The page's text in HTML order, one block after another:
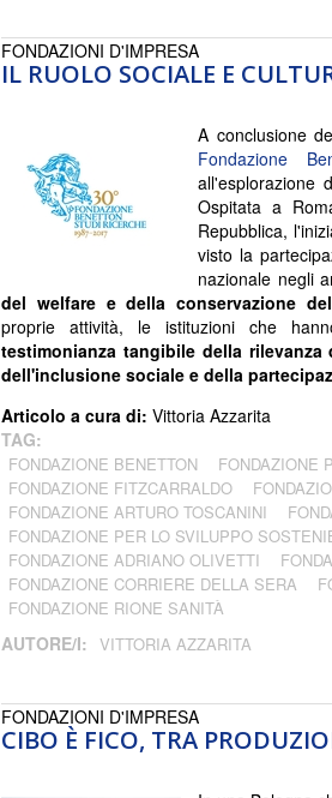
IL RUOLO SOCIALE E
FONDAZIONI D'IMPRESA
A conclusione
Fondazione
all'esplorazione
Ospitata a
Repubblica,
visto la
nazionale negli
del welfare e della conservazione
proprie attività, le istituzioni che
testimonianza tangibile della
dell'inclusione sociale e della
Articolo a cura di: Vittoria Azzarita
TAG:
FONDAZIONE BENETTON FONDAZIONE
FONDAZIONE FITZCARRALDO
FONDAZIONE ARTURO TOSCANINI
FONDAZIONE PER LO SVILUPPO
FONDAZIONE ADRIANO OLIVETTI
FONDAZIONE CORRIERE DELLA SERA
FONDAZIONE RIONE SANITÀ
AUTORE/I: VITTORIA AZZARITA
CIBO È FICO, TRA
FONDAZIONI D'IMPRESA